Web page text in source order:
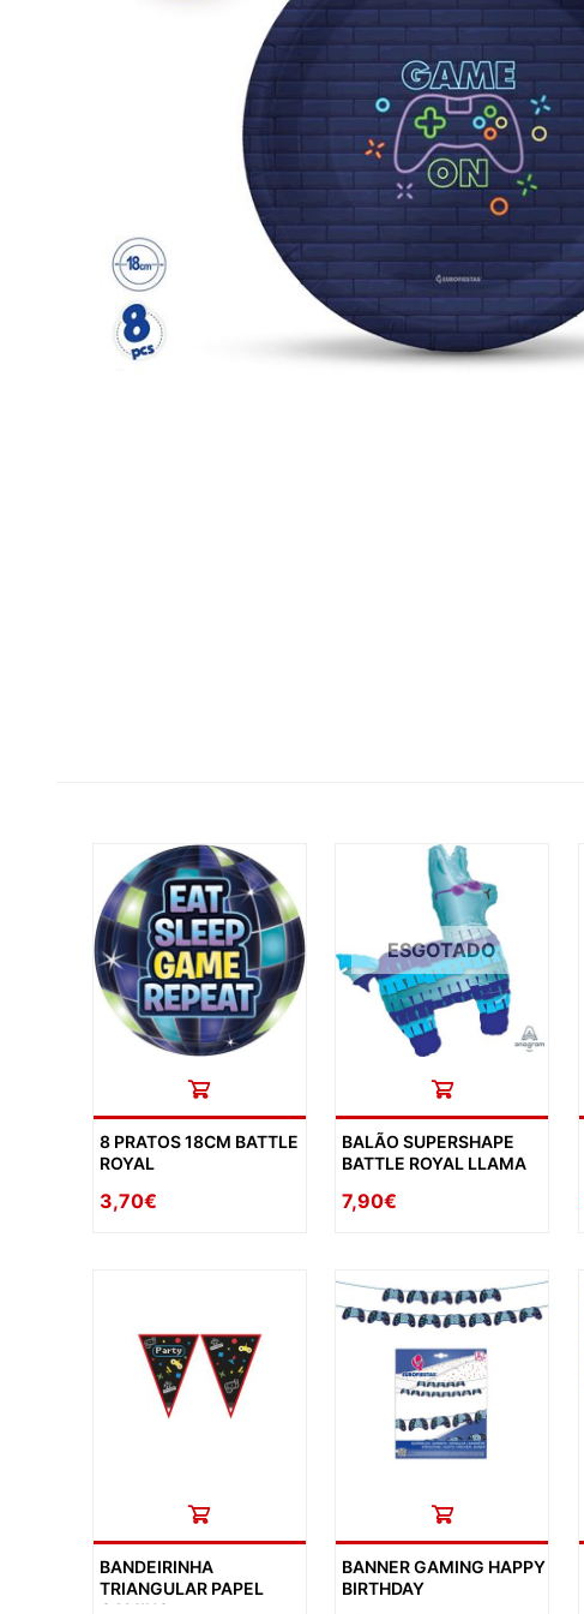
8 PRATOS 18CM BATTLE
ROYAL
3,70€
ESGOTADO
BALÃO SUPERSHAPE
BATTLE ROYAL LLAMA
7,90€
BANDEIRINHA
TRIANGULAR PAPEL
BANNER GAMING HAPPY
BIRTHDAY